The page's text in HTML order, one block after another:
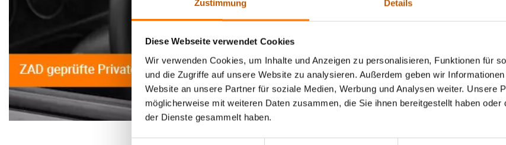
Zustimmung Details
Diese Webseite verwendet Cookies
Wir verwenden Cookies, um Inhalte und Anzeigen zu personalisieren, Funktionen für
und die Zugriffe auf unsere Website zu analysieren. Außerdem geben wir
Website an unsere Partner für soziale Medien, Werbung und Analysen weiter. Unsere
möglicherweise mit weiteren Daten zusammen, die Sie ihnen bereitgestellt haben
der Dienste gesammelt haben.
Auch der TÜV prüft
Prüfungen
Ermittlungen ebenso,
DIN SPEC 33452 für
unserer Detektei
bundesweit, auch